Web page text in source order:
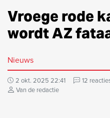
Vroege rode
wordt AZ
Nieuws
2 okt. 2025 22:41
12
Van de redactie